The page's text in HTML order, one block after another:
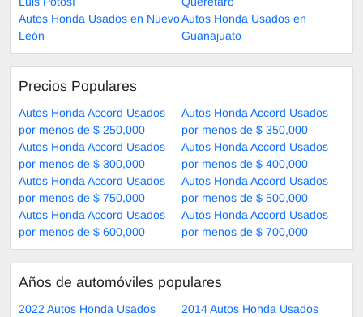
Autos Honda Usados en Nuevo
León
Autos Honda Usados en
Guanajuato
Precios Populares
Autos Honda Accord Usados
por menos de $ 250,000
Autos Honda Accord Usados
por menos de $ 350,000
Autos Honda Accord Usados
por menos de $ 300,000
Autos Honda Accord Usados
por menos de $ 400,000
Autos Honda Accord Usados
por menos de $ 750,000
Autos Honda Accord Usados
por menos de $ 500,000
Autos Honda Accord Usados
por menos de $ 600,000
Autos Honda Accord Usados
por menos de $ 700,000
Años de automóviles populares
2022 Autos Honda Usados
2014 Autos Honda Usados